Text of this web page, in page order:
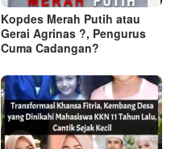
Kopdes Merah Putih atau
Gerai Agrinas ?, Pengurus
Cuma Cadangan?